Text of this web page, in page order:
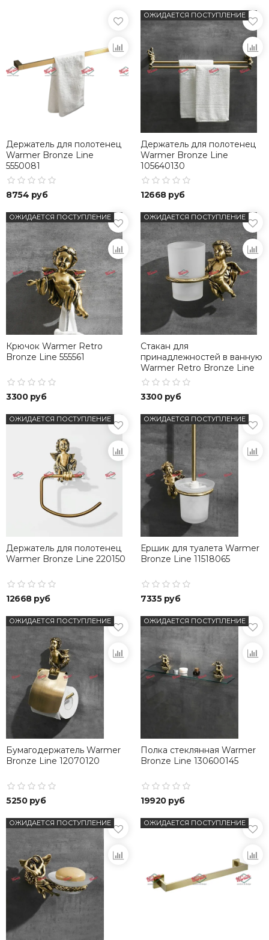
Держатель для полотенец
Warmer Bronze Line
5550081
8754 руб
ОЖИДАЕТСЯ ПОСТУПЛЕНИЕ
Держатель для полотенец
Warmer Bronze Line
105640130
12668 руб
ОЖИДАЕТСЯ ПОСТУПЛЕНИЕ
Крючок Warmer Retro
Bronze Line 555561
3300 руб
ОЖИДАЕТСЯ ПОСТУПЛЕНИЕ
Стакан для
принадлежностей в ванную
Warmer Retro Bronze Line
3300 руб
ОЖИДАЕТСЯ ПОСТУПЛЕНИЕ
Держатель для полотенец
Warmer Bronze Line 220150
12668 руб
ОЖИДАЕТСЯ ПОСТУПЛЕНИЕ
Ершик для туалета Warmer
Bronze Line 11518065
7335 руб
ОЖИДАЕТСЯ ПОСТУПЛЕНИЕ
Бумагодержатель Warmer
Bronze Line 12070120
5250 руб
ОЖИДАЕТСЯ ПОСТУПЛЕНИЕ
Полка стеклянная Warmer
Bronze Line 130600145
19920 руб
ОЖИДАЕТСЯ ПОСТУПЛЕНИЕ ОЖИДАЕТСЯ ПОСТУПЛЕНИЕ